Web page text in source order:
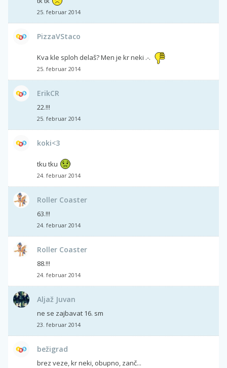
25. februar 2014
PizzaVStaco
Kva kle sploh delaš? Men je kr neki .-.
25. februar 2014
ErikCR
22.!!!
25. februar 2014
koki<3
tku tku
24. februar 2014
Roller Coaster
63.!!!
24. februar 2014
Roller Coaster
88.!!!
24. februar 2014
Aljaž Juvan
ne se zajbavat 16. sm
23. februar 2014
bežigrad
brez veze, kr neki, obupno, zanč...